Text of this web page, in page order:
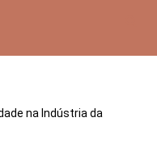
na Indústria da